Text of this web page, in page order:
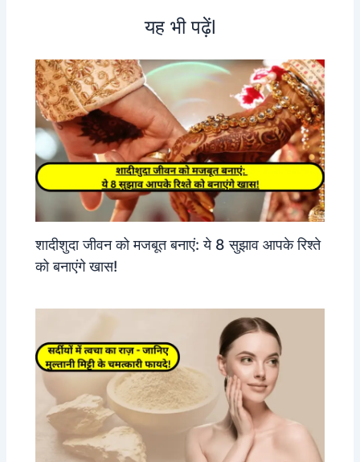
यह भी पढ़ेंl
शादीशुदा जीवन को मजबूत बनाएं: ये 8 सुझाव आपके रिश्ते
को बनाएंगे खास!